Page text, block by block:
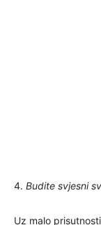
4. Budite svjesni
Uz malo